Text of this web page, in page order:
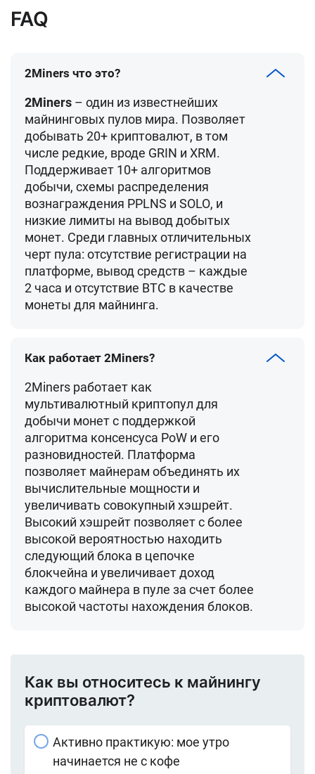
FAQ
2Miners что это?
2Miners – один из известнейших
майнинговых пулов мира. Позволяет
добывать 20+ криптовалют, в том
числе редкие, вроде GRIN и XRM.
Поддерживает 10+ алгоритмов
добычи, cхемы распределения
вознаграждения PPLNS и SOLO, и
низкие лимиты на вывод добытых
монет. Среди главных отличительных
черт пула: отсутствие регистрации на
платформе, вывод средств – каждые
2 часа и отсутствие BTC в качестве
монеты для майнинга.
Как работает 2Miners?
2Miners работает как
мультивалютный криптопул для
добычи монетс поддержкой
алгоритма консенсуса PoW и его
разновидностей. Платформа
позволяет майнерам объединять их
вычислительные мощности и
увеличивать совокупный хэшрейт.
Высокий хэшрейт позволяет с более
высокой вероятностью находить
следующий блока в цепочке
блокчейна и увеличивает доход
каждого майнера в пуле за счет более
высокой частоты нахождения блоков.
Как вы относитесь к майнингу
криптовалют?
Активно практикую: мое утро
начинается не с кофе